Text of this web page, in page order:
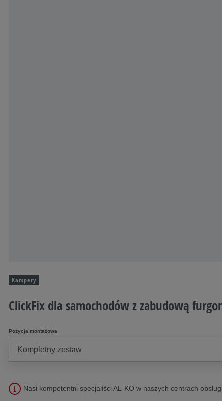
Kampery
ClickFix dla samochodów z zabudową
Pozycja montażowa
Nasi kompetentni specjaliści AL-KO w naszych centrach